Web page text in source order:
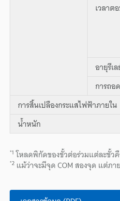
เวลาต
อายุรีเ
การถอ
การสิ้นเปลืองกระแสไฟฟ้าภายใน
น้ำหนัก
*1โหลดพิกัดของขั้วต่อร่วมแต่ละขั้ว
*2 แม้ว่าจะมีจุด COM สองจุด แต่ภา